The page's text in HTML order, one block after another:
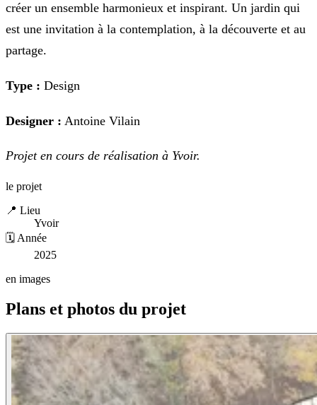
créer un ensemble harmonieux et inspirant. Un jardin qui
est une invitation à la contemplation, à la découverte et au
partage.
Type : Design
Designer : Antoine Vilain
Projet en cours de réalisation à Yvoir.
le projet
📍 Lieu
Yvoir
🗓️ Année
2025
en images
Plans et photos du projet